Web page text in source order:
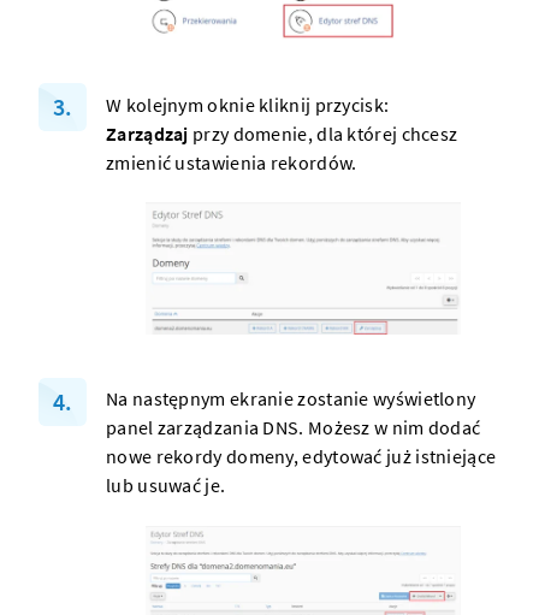
W kolejnym oknie kliknij przycisk:
Zarządzaj przy domenie, dla której chcesz
zmienić ustawienia rekordów.
Na następnym ekranie zostanie wyświetlony
panel zarządzania DNS. Możesz w nim dodać
nowe rekordy domeny, edytować już istniejące
lub usuwać je.